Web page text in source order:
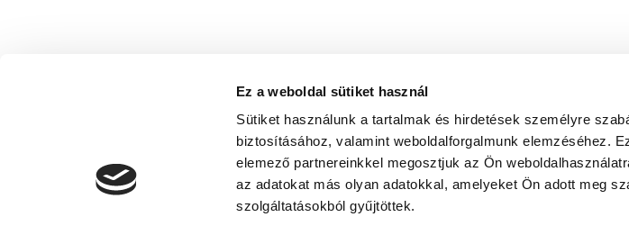
Ez a weboldal sütiket használ
Sütiket használunk a tartalmak és hirdetések személyre
biztosításához, valamint weboldalforgalmunk elemzéséhez.
elemező partnereinkkel megosztjuk az Ön
az adatokat más olyan adatokkal, amelyeket Ön adott meg
szolgáltatásokból gyűjtöttek.